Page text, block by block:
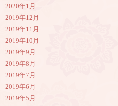
2020年1月
2019年12月
2019年11月
2019年10月
2019年9月
2019年8月
2019年7月
2019年6月
2019年5月